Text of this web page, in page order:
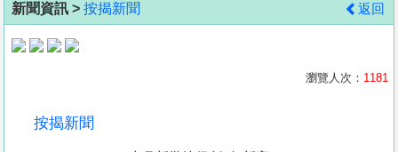
地
產
新聞資訊 > 按揭新聞 返回
瀏覽人次： 1181
按揭新聞